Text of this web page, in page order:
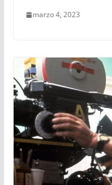
marzo 4, 2023